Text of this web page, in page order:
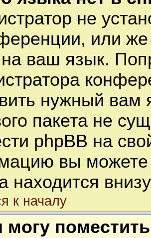
не
или же
ваш язык.
нужный вам
пакета не
phpBB на
вы можете
находится
к началу
могу